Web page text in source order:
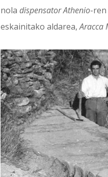
nola dispensator Athenio-ren
eskainitako aldarea,Aracca